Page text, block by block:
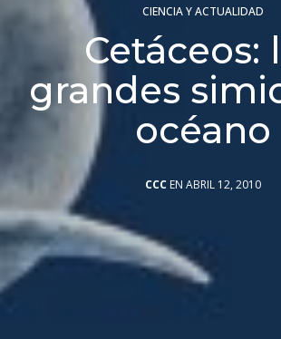
CIENCIA Y ACTUALIDAD
Cetáceos:
grandes
océano
CCC EN ABRIL 12, 2010